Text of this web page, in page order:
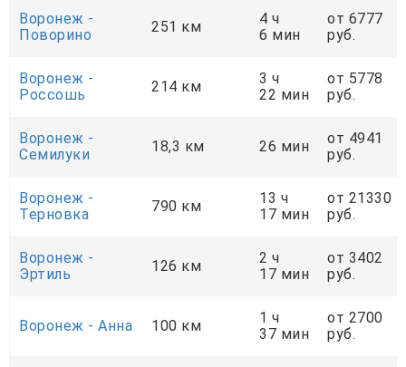
Воронеж -
Поворино
251 км
4 ч
6 мин
от 6777
руб.
Воронеж -
Россошь
214 км
3 ч
22 мин
от 5778
руб.
Воронеж -
Семилуки
18,3 км 26 мин
от 4941
руб.
Воронеж -
Терновка
790 км
13 ч
17 мин
от 21330
руб.
Воронеж -
Эртиль
126 км
2 ч
17 мин
от 3402
руб.
Воронеж - Анна 100 км
1 ч
37 мин
от 2700
руб.